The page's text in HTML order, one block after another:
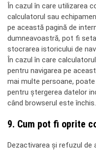
În cazul în care utilizarea
calculatorul sau
pe această pagină de
dumneavoastră, pot fi
stocrarea istoricului de
În cazul în care
pentru navigarea pe
mai multe persoane,
pentru ștergerea datelor
când browserul este închis.
9. Cum pot fi oprite
Dezactivarea și refuzul